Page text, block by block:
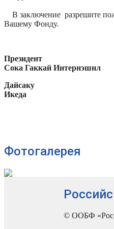
В заключение разрешите
Вашему Фонду.
Президент
Сока Гаккай Интернэшнл
Дайсаку
Икеда
Фотогалерея
© ООБФ